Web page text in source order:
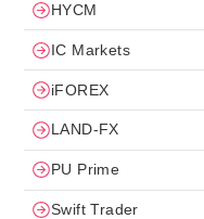
HYCM
IC Markets
iFOREX
LAND-FX
PU Prime
Swift Trader